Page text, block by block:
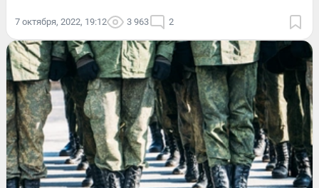
7 октября, 2022, 19:12 3 963 2